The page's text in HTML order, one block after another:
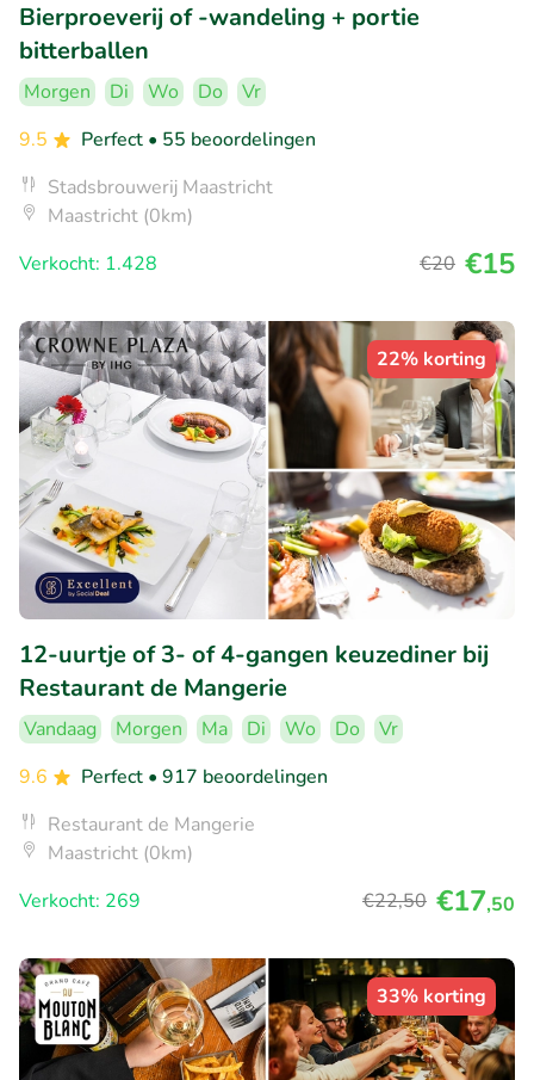
Bierproeverij of -wandeling + portie
bitterballen
Morgen Di Wo Do
Vr
9.5
Perfect • 55 beoordelingen
Stadsbrouwerij Maastricht
Maastricht (0km)
Verkocht: 1.428
€20 €15
22% korting
12-uurtje of 3- of 4-gangen keuzediner bij
Restaurant de Mangerie
Vandaag Morgen Ma Di Wo Do
Vr
9.6
Perfect • 917 beoordelingen
Restaurant de Mangerie
Maastricht (0km)
Verkocht: 269
€22,50 €17,50
33% korting